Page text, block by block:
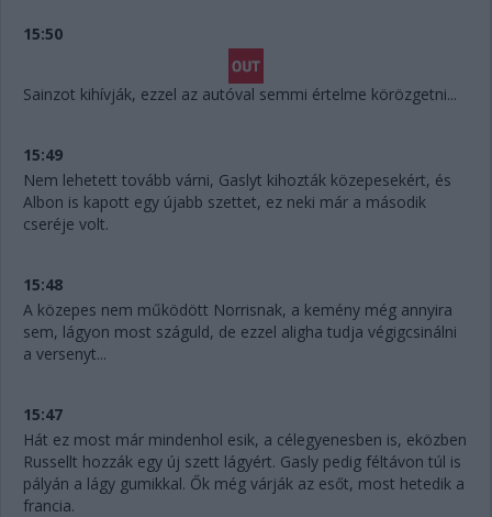
15:50
Sainzot kihívják, ezzel az autóval semmi értelme körözgetni...
15:49
Nem lehetett tovább várni, Gaslyt kihozták közepesekért, és
Albon is kapott egy újabb szettet, ez neki már a második
cseréje volt.
15:48
A közepes nem működött Norrisnak, a kemény még annyira
sem, lágyon most száguld, de ezzel aligha tudja végigcsinálni
a versenyt...
15:47
Hát ez most már mindenhol esik, a célegyenesben is, eközben
Russellt hozzák egy új szett lágyért. Gasly pedig féltávon túl is
pályán a lágy gumikkal. Ők még várják az esőt, most hetedik a
francia.